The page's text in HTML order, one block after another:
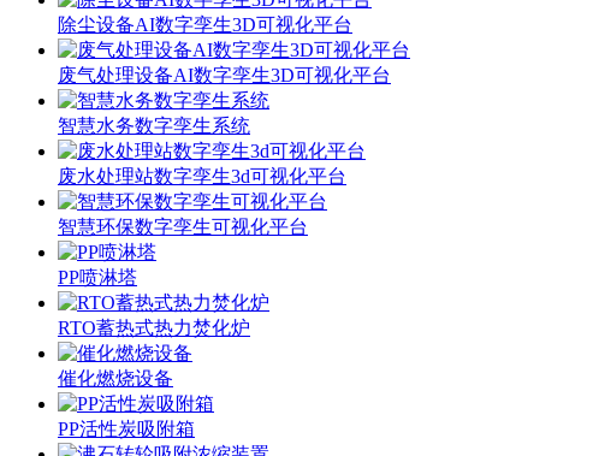
除尘设备AI数字孪生3D可视化平台
废气处理设备AI数字孪生3D可视化平台
智慧水务数字孪生系统
废水处理站数字孪生3d可视化平台
智慧环保数字孪生可视化平台
PP喷淋塔
RTO蓄热式热力焚化炉
催化燃烧设备
PP活性炭吸附箱